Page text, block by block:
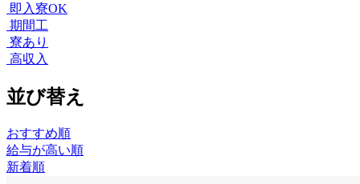
即入寮OK
期間工
寮あり
高収入
並び替え
おすすめ順
給与が高い順
新着順